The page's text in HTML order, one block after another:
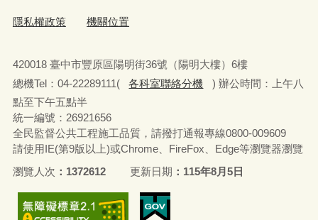
隱私權政策 機關位置
420018 臺中市豐原區陽明街36號（陽明大樓）6樓
總機Tel：04-22289111(
各科室聯絡分機
) 辦公時間：上午八
點至下午五點半
統一編號：26921656
全民監督公共工程施工品質，請撥打通報專線0800-009609
請使用IE(第9版以上)或Chrome、FireFox、Edge等瀏覽器瀏覽
瀏覽人次
1372612 更新日期 115年8月5日